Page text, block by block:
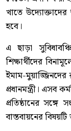
খাতে উদ্যোক্তাদের
হবে।
এ ছাড়া
শিক্ষার্থীদের
ইমাম-মুয়াজ্জিনদের
প্রধানমন্ত্রী। এসব
প্রতিষ্ঠানের সঙ্গে
বাস্তবায়নের